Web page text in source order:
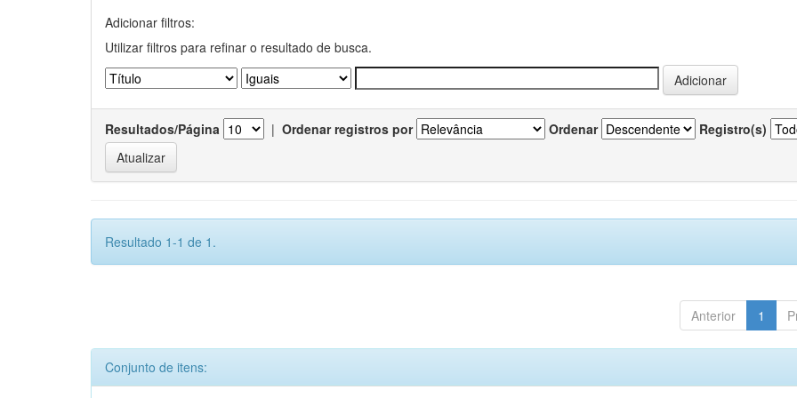
Adicionar filtros:
Utilizar filtros para refinar o resultado de busca.
Resultados/Página | Ordenar registros por Ordenar Registro(s)
Resultado 1-1 de 1.
Anterior 1
Conjunto de itens: